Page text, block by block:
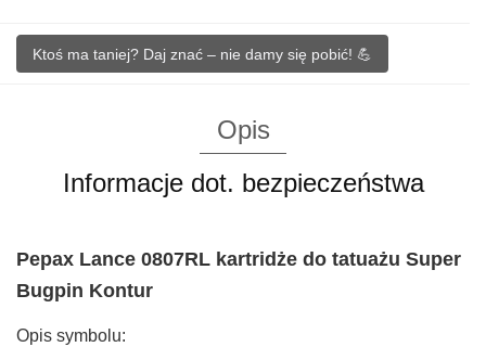
Ktoś ma taniej? Daj znać – nie damy się pobić! 💪
Opis
Informacje dot. bezpieczeństwa
Pepax Lance 0807RL kartridże do tatuażu Super
Bugpin Kontur
Opis symbolu: